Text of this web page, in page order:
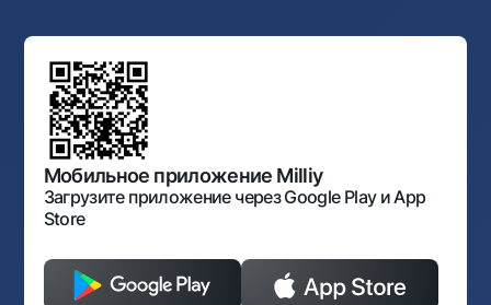
Противодействие коррупции
Фирменный стиль
Карта сайта
Офисы и банкоматы
Согласие на обработку персональных данных
Галерея изобразительного искусства Узбекистана
Типовые договоры
Обсуждение проектов нормативно-правовых
документов
Нормативно-правовые документы
Порядок и режим работы НБУ
Открытые данные
Антимонопольный комплаенс
Мобильное приложение Milliy
Загрузите приложение через Google Play и App
Store